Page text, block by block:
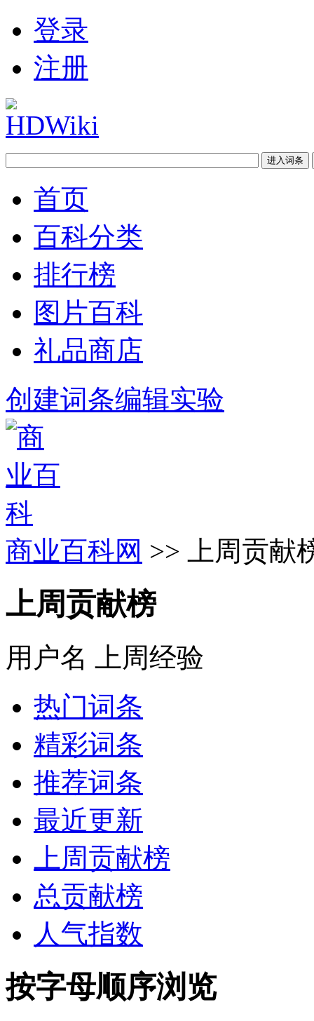
登录
注册
首页
百科分类
排行榜
图片百科
礼品商店
创建词条编辑实验
商业百科网 >> 上周贡献
上周贡献榜
用户名
上周经验
热门词条
精彩词条
推荐词条
最近更新
上周贡献榜
总贡献榜
人气指数
按字母顺序浏览